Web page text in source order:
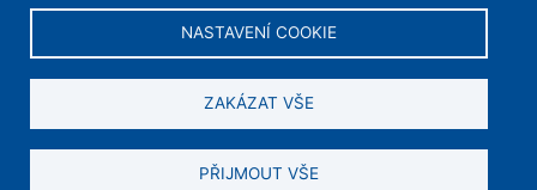
NASTAVENÍ COOKIE
ZAKÁZAT VŠE
PŘIJMOUT VŠE